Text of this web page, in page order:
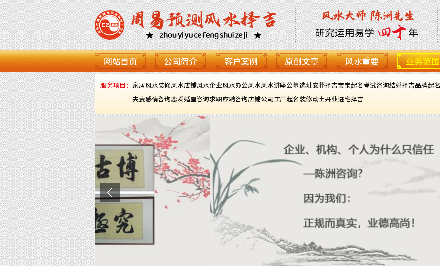
网站首页 公司简介 客户案例 原创文章 风水重要 业务范围
服务项目： 家居风水装修风水店铺风水企业风水办公风水风水讲座公墓选址安葬择吉宝宝起名考试咨询结婚择吉品牌起名
夫妻感情咨询恋爱婚星咨询求职应聘咨询店铺公司工厂起名装修动土开业进宅择吉